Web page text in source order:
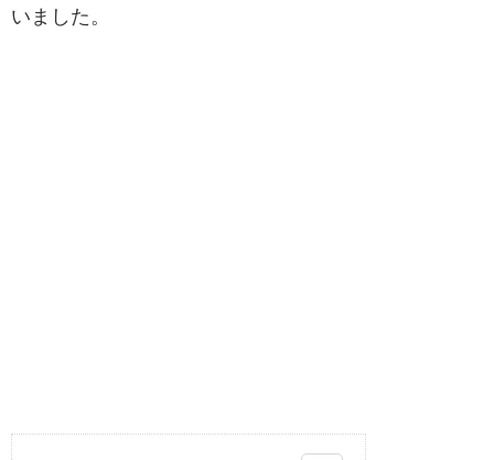
いました。